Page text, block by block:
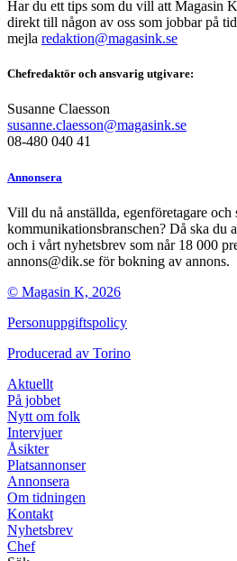
Har du ett tips som du vill att Magasin
direkt till någon av oss som jobbar på
mejla redaktion@magasink.se
Chefredaktör och ansvarig utgivare:
Susanne Claesson
susanne.claesson@magasink.se
08-480 040 41
Annonsera
Vill du nå anställda, egenföretagare
kommunikationsbranschen? Då ska du
och i vårt nyhetsbrev som når 18 000
annons@dik.se för bokning av annons.
© Magasin K, 2026
Personuppgiftspolicy
Producerad av Torino
Aktuellt
På jobbet
Nytt om folk
Intervjuer
Åsikter
Platsannonser
Annonsera
Om tidningen
Kontakt
Nyhetsbrev
Chef